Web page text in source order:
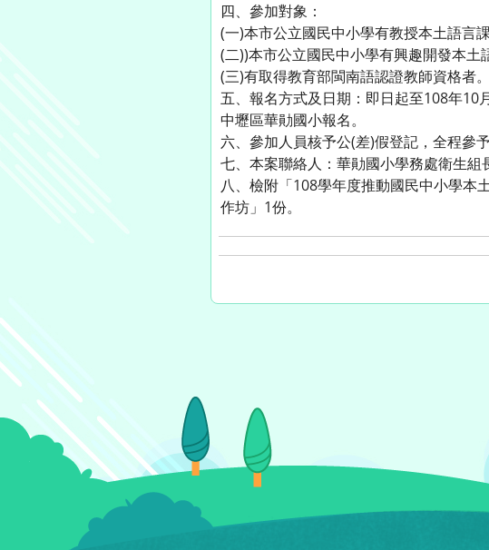
四、參加對象：
(一)本市公立國民中小學有教授本土語言
(二))本市公立國民中小學有興趣開發本土
(三)有取得教育部閩南語認證教師資格者。
五、報名方式及日期：即日起至108年
中壢區華勛國小報名。
六、參加人員核予公(差)假登記，全程參
七、本案聯絡人：華勛國小學務處衛生組
八、檢附「108學年度推動國民中小學本
作坊」1份。